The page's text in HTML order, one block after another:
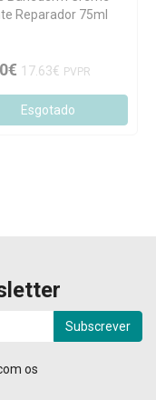
Reparador 75ml
17.63€ PVPR
Esgotado
Subscrever
os